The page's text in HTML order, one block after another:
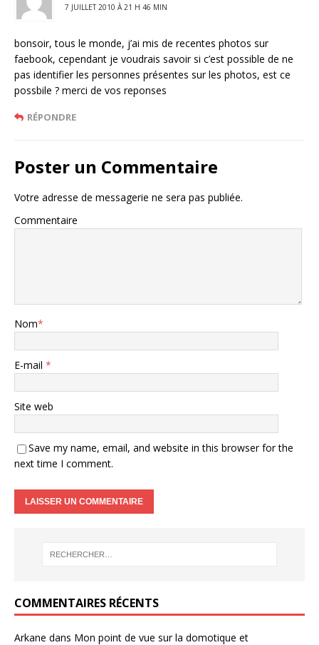
7 JUILLET 2010 À 21 H 46 MIN
bonsoir, tous le monde, j’ai mis de recentes photos sur
faebook, cependant je voudrais savoir si c’est possible de ne
pas identifier les personnes présentes sur les photos, est ce
possbile ? merci de vos reponses
RÉPONDRE
Poster un Commentaire
Votre adresse de messagerie ne sera pas publiée.
Commentaire
Nom*
E-mail *
Site web
Save my name, email, and website in this browser for the
next time I comment.
COMMENTAIRES RÉCENTS
Arkane dans Mon point de vue sur la domotique et